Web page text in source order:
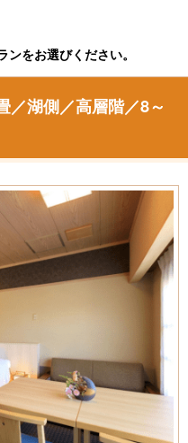
をお選びください。
／湖側／高層階／8～